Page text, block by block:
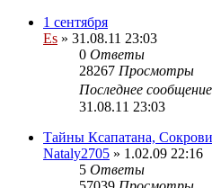
1 сентября
Es » 31.08.11 23:03
0 Ответы
28267 Просмотры
Последнее сообщение
31.08.11 23:03
Тайны Ксапатана,
Nataly2705 » 1.02.09 22:16
5 Ответы